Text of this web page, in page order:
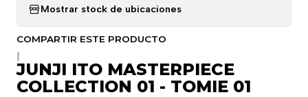
Mostrar stock de ubicaciones
COMPARTIR ESTE PRODUCTO
JUNJI ITO MASTERPIECE
COLLECTION 01 - TOMIE 01